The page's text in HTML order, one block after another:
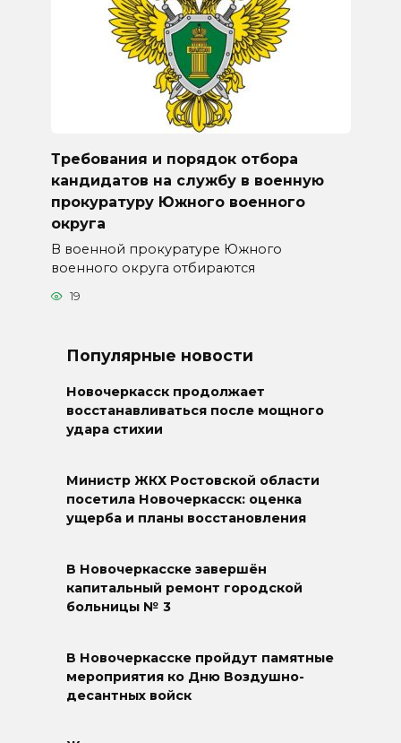
Требования и порядок отбора
кандидатов на службу в военную
прокуратуру Южного военного
округа
В военной прокуратуре Южного
военного округа отбираются
19
Популярные новости
Новочеркасск продолжает
восстанавливаться после мощного
удара стихии
Министр ЖКХ Ростовской области
посетила Новочеркасск: оценка
ущерба и планы восстановления
В Новочеркасске завершён
капитальный ремонт городской
больницы № 3
В Новочеркасске пройдут памятные
мероприятия ко Дню Воздушно-
десантных войск